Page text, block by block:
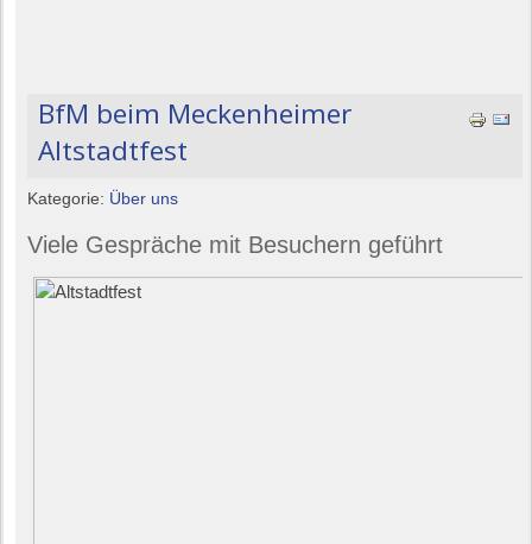
BfM beim Meckenheimer
Altstadtfest
Kategorie: Über uns
Viele Gespräche mit Besuchern geführt